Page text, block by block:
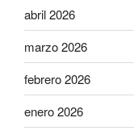
abril 2026
marzo 2026
febrero 2026
enero 2026